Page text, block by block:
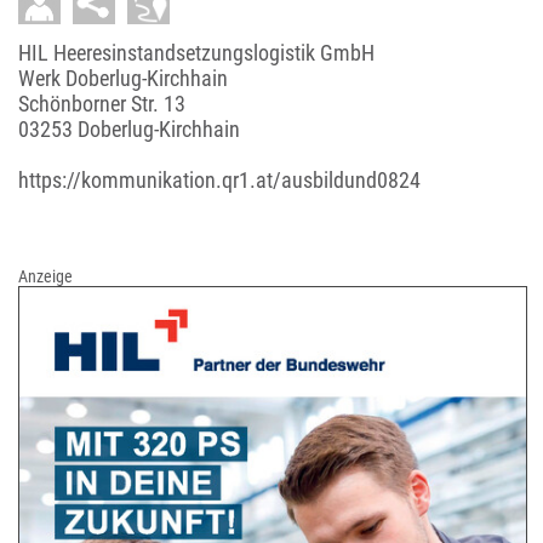
HIL Heeresinstandsetzungslogistik GmbH
Werk Doberlug-Kirchhain
Schönborner Str. 13
03253 Doberlug-Kirchhain
https://kommunikation.qr1.at/ausbildund0824
Anzeige